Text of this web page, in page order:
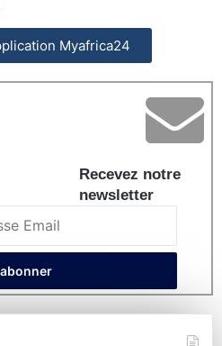
Myafrica24
Recevez notre
newsletter